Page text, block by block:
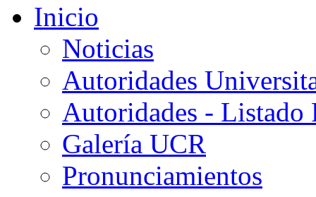
Inicio
Noticias
Autoridades
Autoridades - Listado
Galería UCR
Pronunciamientos